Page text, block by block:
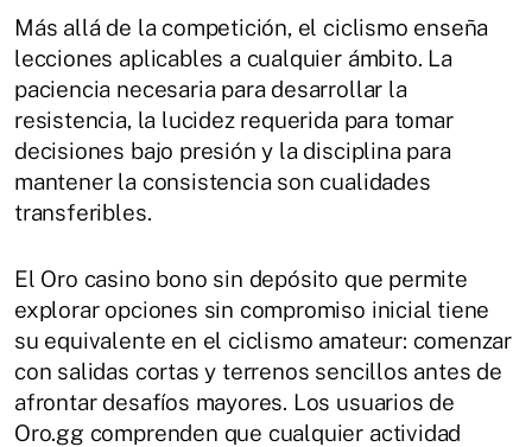
Más allá de la competición, el ciclismo enseña
lecciones aplicables a cualquier ámbito. La
paciencia necesaria para desarrollar la
resistencia, la lucidez requerida para tomar
decisiones bajo presión y la disciplina para
mantener la consistencia son cualidades
transferibles.
El Oro casino bono sin depósito que permite
explorar opciones sin compromiso inicial tiene
su equivalente en el ciclismo amateur: comenzar
con salidas cortas y terrenos sencillos antes de
afrontar desafíos mayores. Los usuarios de
Oro.gg comprenden que cualquier actividad